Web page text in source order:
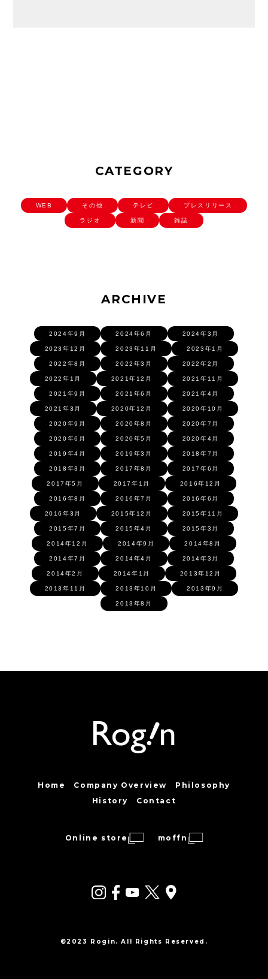
CATEGORY
WEB その他 テレビ プレスリリース
ラジオ 新聞 雑誌
ARCHIVE
2024年9月 2024年6月 2024年3月
2023年12月 2023年11月 2023年1月
2022年8月 2022年3月 2022年2月
2022年1月 2021年12月 2021年11月
2021年9月 2021年6月 2021年4月
2021年3月 2020年12月 2020年10月
2020年9月 2020年8月 2020年7月
2020年6月 2020年5月 2020年4月
2019年4月 2019年3月 2018年7月
2018年3月 2017年8月 2017年6月
2017年5月 2017年1月 2016年12月
2016年8月 2016年7月 2016年6月
2016年3月 2015年12月 2015年11月
2015年7月 2015年4月 2015年3月
2014年12月 2014年9月 2014年8月
2014年7月 2014年4月 2014年3月
2014年2月 2014年1月 2013年12月
2013年11月 2013年10月 2013年9月
2013年8月
Home Company Overview
Philosophy
History
Contact
Online store moffn
©2023 Rogin. All Rights Reserved.